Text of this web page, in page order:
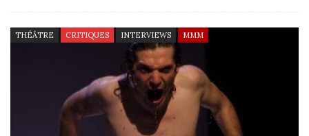
THÉÂTRE CRITIQUES INTERVIEWS MMM